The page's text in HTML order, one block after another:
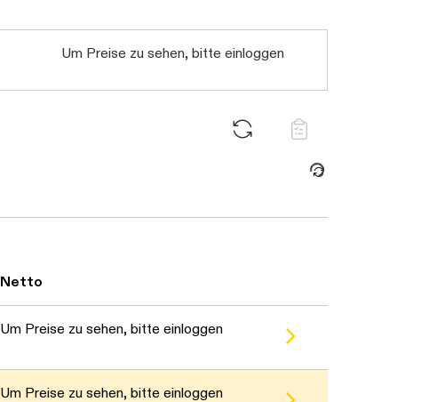
Um Preise zu sehen, bitte einloggen Daten werden geladen. Bitte warten...
Netto
Um Preise zu sehen, bitte einloggen
Um Preise zu sehen, bitte einloggen